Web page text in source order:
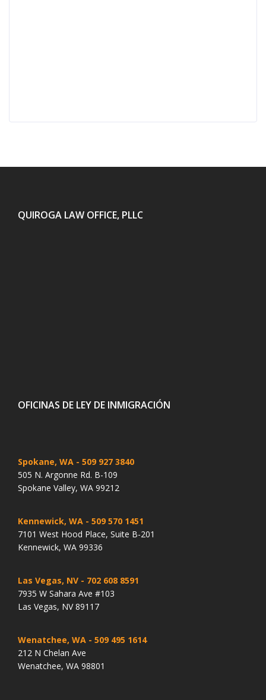
QUIROGA LAW OFFICE, PLLC
OFICINAS DE LEY DE INMIGRACIÓN
Spokane, WA - 509 927 3840
505 N. Argonne Rd. B-109
Spokane Valley, WA 99212
Kennewick, WA - 509 570 1451
7101 West Hood Place, Suite B-201
Kennewick, WA 99336
Las Vegas, NV - 702 608 8591
7935 W Sahara Ave #103
Las Vegas, NV 89117
Wenatchee, WA - 509 495 1614
212 N Chelan Ave
Wenatchee, WA 98801